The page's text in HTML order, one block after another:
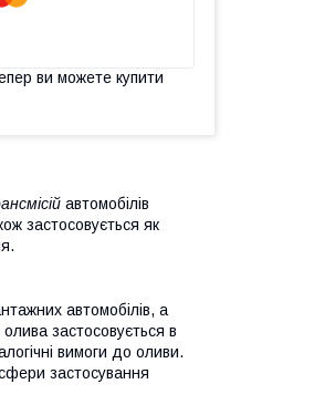
ви можете купити
автомобілів
застосовується як
автомобілів, а
застосовується в
вимоги до оливи.
застосування